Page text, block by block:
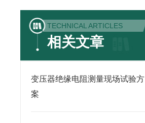
TECHNICAL ARTICLES
相关文章
变压器绝缘电阻测量现场试验方
案